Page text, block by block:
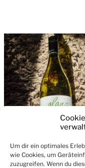
Um dir ein optimales
wie Cookies, um
zuzugreifen. Wenn du